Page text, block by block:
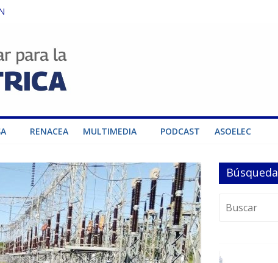
Carabobo
el fenómeno de El Niño
fortalecer el SEN
tras el doble sismo del 24-J
RENACEA MULTIMEDIA PODCAST ASOELEC
Búsqueda